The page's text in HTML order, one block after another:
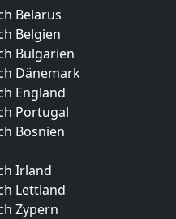
Belarus
Belgien
Bulgarien
Dänemark
England
Portugal
Bosnien
Irland
Lettland
Zypern